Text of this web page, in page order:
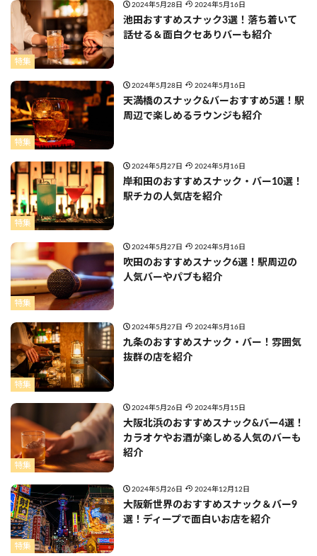
特集
2024年5月28日 2024年5月16日
池田おすすめスナック3選！落ち着いて
話せる＆面白クセありバーも紹介
特集
2024年5月28日 2024年5月16日
天満橋のスナック&バーおすすめ5選！駅
周辺で楽しめるラウンジも紹介
特集
2024年5月27日 2024年5月16日
岸和田のおすすめスナック・バー10選！
駅チカの人気店を紹介
特集
2024年5月27日 2024年5月16日
吹田のおすすめスナック6選！駅周辺の
人気バーやパブも紹介
特集
2024年5月27日 2024年5月16日
九条のおすすめスナック・バー！雰囲気
抜群の店を紹介
特集
2024年5月26日 2024年5月15日
大阪北浜のおすすめスナック&バー4選！
カラオケやお酒が楽しめる人気のバーも
紹介
特集
2024年5月26日 2024年12月12日
大阪新世界のおすすめスナック＆バー9
選！ディープで面白いお店を紹介